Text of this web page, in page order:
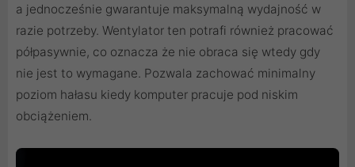
a jednocześnie gwarantuje maksymalną wydajność w
razie potrzeby. Wentylator ten potrafi również pracować
półpasywnie, co oznacza że nie obraca się wtedy gdy
nie jest to wymagane. Pozwala zachować minimalny
poziom hałasu kiedy komputer pracuje pod niskim
obciążeniem.